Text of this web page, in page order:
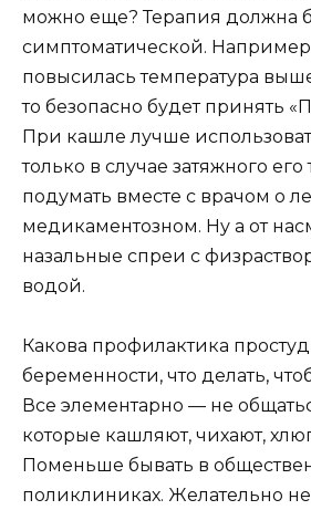
можно еще? Терапия должна
симптоматической.
повысилась температура
то безопасно будет принять
При кашле лучше
только в случае затяжного
подумать вместе с врачом о
медикаментозном. Ну а от
назальные спреи с
водой.
Какова профилактика
беременности, что делать,
Все элементарно — не
которые кашляют, чихают,
Поменьше бывать в
поликлиниках. Желательно